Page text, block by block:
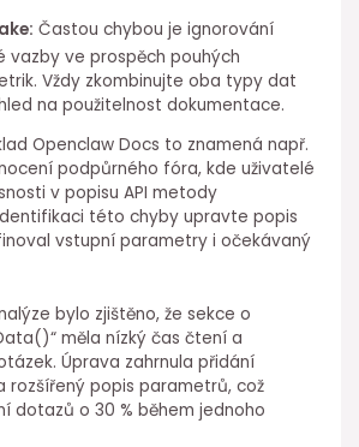
Častou chybou je ignorování
vazby ve⁤ prospěch pouhých
Vždy zkombinujte oba typy dat
na použitelnost dokumentace.
Openclaw Docs to znamená např.
podpůrného fóra, kde uživatelé
v popisu API metody
této chyby ⁣upravte popis
vstupní parametry ⁣i očekávaný
bylo zjištěno, že sekce o
měla nízký čas čtení a
Úprava zahrnula přidání
rozšířený popis parametrů, což
dotazů o 30 % během jednoho